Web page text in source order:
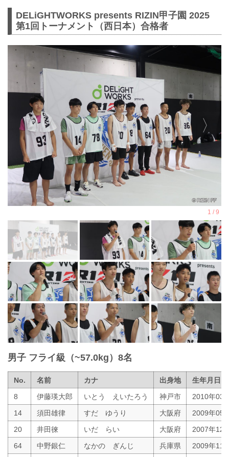
DELiGHTWORKS presents RIZIN甲子園 2025
第1回トーナメント（西日本）合格者
男子 フライ級（~57.0kg）8名
No. 名前 カナ 出身地
生年月日
8
伊藤瑛大郎 いとう えいたろう 神戸市
2010年03
14
須田雄律 すだ ゆうり 大阪府
2009年05
20
井田徠 いだ らい 大阪府
2007年12
64
中野銀仁 なかの ぎんじ 兵庫県
2009年11